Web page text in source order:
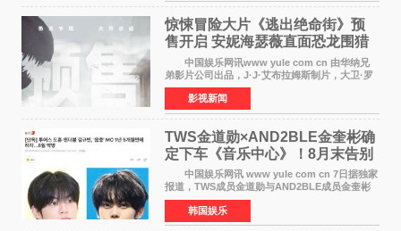
惊悚冒险大片《逃出绝命街》预
售开启 安妮海瑟薇直面恐龙围猎
中国娱乐网讯www yule com cn 由华纳兄
弟影片公司出品，J·J·艾布拉姆斯制片，大卫·罗
伯特·米切尔执导，好莱坞巨星安妮·海瑟薇和伊万
·麦克格雷格领衔主演的2026暑期惊悚冒险大片
《逃出绝
影视新闻
TWS金道勋×AND2BLE金奎彬确
定下车《音乐中心》！8月末告别
MC席位
中国娱乐网讯 www yule com cn 7日据独家
报道，TWS成员金道勋与AND2BLE成员金奎彬
将于8月离开《音乐中心》MC的位置。 金道
勋与金奎彬于去年3月与H2H A-NA一起被选为
《音乐中心》MC，约1
韩国娱乐